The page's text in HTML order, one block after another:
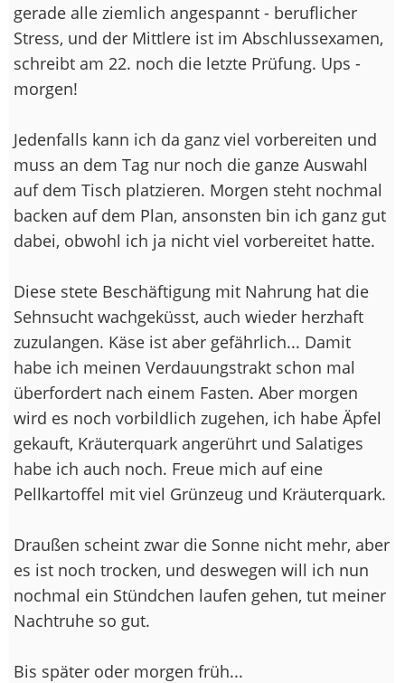
gerade alle ziemlich angespannt - beruflicher
Stress, und der Mittlere ist im Abschlussexamen,
schreibt am 22. noch die letzte Prüfung. Ups -
morgen!
Jedenfalls kann ich da ganz viel vorbereiten und
muss an dem Tag nur noch die ganze Auswahl
auf dem Tisch platzieren. Morgen steht nochmal
backen auf dem Plan, ansonsten bin ich ganz gut
dabei, obwohl ich ja nicht viel vorbereitet hatte.
Diese stete Beschäftigung mit Nahrung hat die
Sehnsucht wachgeküsst, auch wieder herzhaft
zuzulangen. Käse ist aber gefährlich... Damit
habe ich meinen Verdauungstrakt schon mal
überfordert nach einem Fasten. Aber morgen
wird es noch vorbildlich zugehen, ich habe Äpfel
gekauft, Kräuterquark angerührt und Salatiges
habe ich auch noch. Freue mich auf eine
Pellkartoffel mit viel Grünzeug und Kräuterquark.
Draußen scheint zwar die Sonne nicht mehr, aber
es ist noch trocken, und deswegen will ich nun
nochmal ein Stündchen laufen gehen, tut meiner
Nachtruhe so gut.
Bis später oder morgen früh...